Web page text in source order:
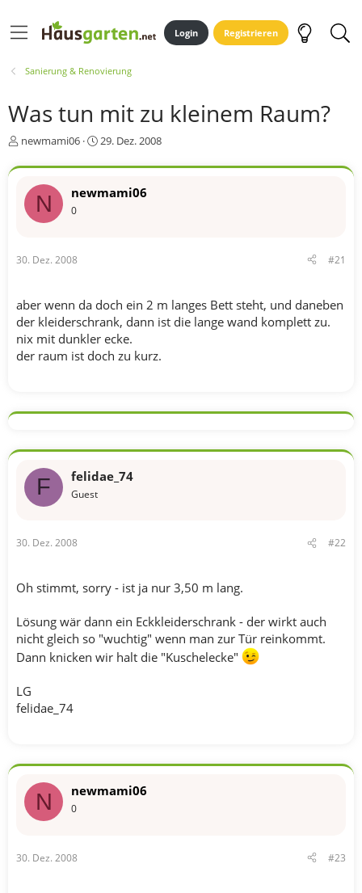
Login Registrieren
Sanierung & Renovierung
Was tun mit zu kleinem Raum?
E
s
e
r
newmami06
E
s
e
29. Dez. 2008
N newmami06
0
30. Dez. 2008 #21
aber wenn da doch ein 2 m langes Bett steht, und daneben
der kleiderschrank, dann ist die lange wand komplett zu.
nix mit dunkler ecke.
der raum ist doch zu kurz.
F felidae_74
Guest
30. Dez. 2008 #22
Oh stimmt, sorry - ist ja nur 3,50 m lang.
Lösung wär dann ein Eckkleiderschrank - der wirkt auch
nicht gleich so "wuchtig" wenn man zur Tür reinkommt.
Dann knicken wir halt die "Kuschelecke"
LG
felidae_74
N newmami06
0
30. Dez. 2008 #23